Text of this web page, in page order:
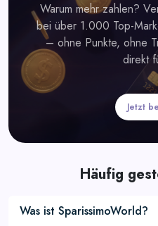
Warum mehr zahlen?
bei über 1.000 Top-
– ohne Punkte, ohne
direkt
Jetzt
Häufig
Was ist SparissimoWorld?